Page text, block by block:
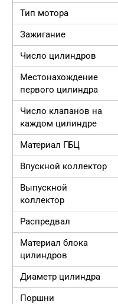
Тип мотора
Зажигание
Число цилиндров
Местонахождение
первого цилиндра
Число клапанов на
каждом цилиндре
Материал ГБЦ
Впускной коллектор
Выпускной
коллектор
Распредвал
Материал блока
цилиндров
Диаметр цилиндра
Поршни